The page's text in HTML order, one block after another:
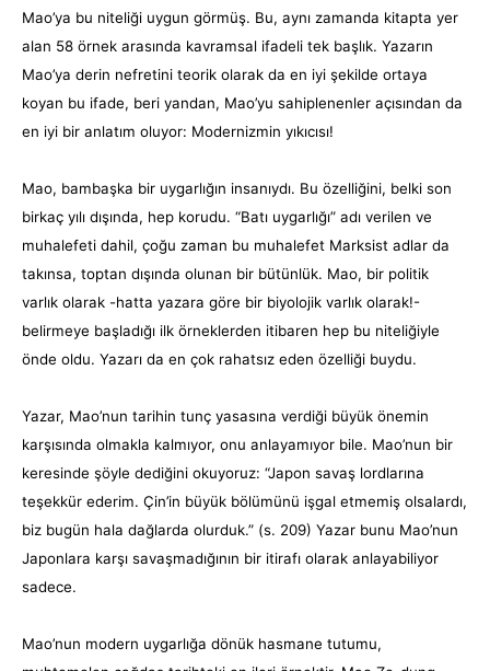
Mao’ya bu niteliği uygun görmüş. Bu, aynı zamanda kitapta yer
alan 58 örnek arasında kavramsal ifadeli tek başlık. Yazarın
Mao’ya derin nefretini teorik olarak da en iyi şekilde ortaya
koyan bu ifade, beri yandan, Mao’yu sahiplenenler açısından da
en iyi bir anlatım oluyor: Modernizmin yıkıcısı!
Mao, bambaşka bir uygarlığın insanıydı. Bu özelliğini, belki son
birkaç yılı dışında, hep korudu. “Batı uygarlığı” adı verilen ve
muhalefeti dahil, çoğu zaman bu muhalefet Marksist adlar da
takınsa, toptan dışında olunan bir bütünlük. Mao, bir politik
varlık olarak -hatta yazara göre bir biyolojik varlık olarak!-
belirmeye başladığı ilk örneklerden itibaren hep bu niteliğiyle
önde oldu. Yazarı da en çok rahatsız eden özelliği buydu.
Yazar, Mao’nun tarihin tunç yasasına verdiği büyük önemin
karşısında olmakla kalmıyor, onu anlayamıyor bile. Mao’nun bir
keresinde şöyle dediğini okuyoruz: “Japon savaş lordlarına
teşekkür ederim. Çin’in büyük bölümünü işgal etmemiş olsalardı,
biz bugün hala dağlarda olurduk.” (s. 209) Yazar bunu Mao’nun
Japonlara karşı savaşmadığının bir itirafı olarak anlayabiliyor
sadece.
Mao’nun modern uygarlığa dönük hasmane tutumu,